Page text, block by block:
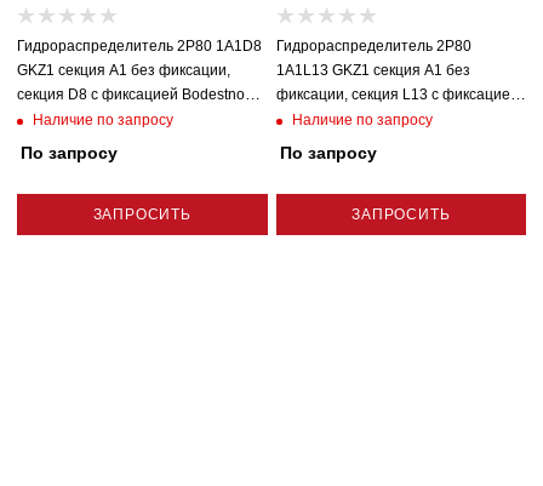
Гидрораспределитель 2P80 1A1D8
GKZ1 секция A1 без фиксации,
секция D8 с фиксацией Bodestnost
(Болгария)
Наличие по запросу
По запросу
ЗАПРОСИТЬ
Гидрораспределитель 2P80
1A1L13 GKZ1 секция A1 без
фиксации, секция L13 с фиксацией
плавающая Badestnost (Болгария)
Наличие по запросу
По запросу
ЗАПРОСИТЬ